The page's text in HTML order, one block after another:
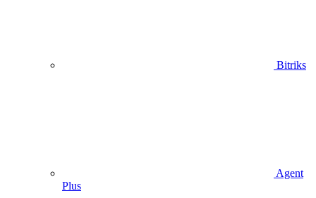
Bitriks
Agent
Plus